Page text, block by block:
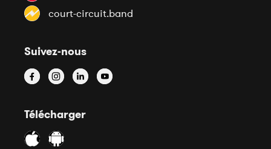
court-circuit.band
Suivez-nous
Télécharger